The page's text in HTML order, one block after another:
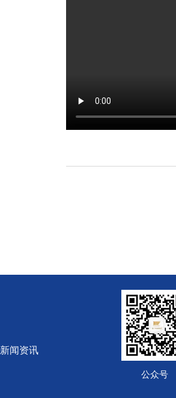
新闻资讯
公众号